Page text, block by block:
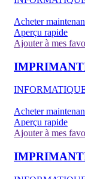
Acheter
Aperçu rapide
Ajouter à mes
Acheter
Aperçu rapide
Ajouter à mes